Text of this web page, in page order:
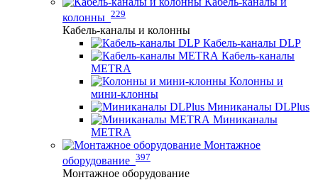
колонны 229
Кабель-каналы и колонны
Кабель-каналы DLP
Кабель-каналы
METRA
Колонны и
мини-клонны
Миниканалы DLPlus
Миниканалы
METRA
Монтажное
оборудование 397
Монтажное оборудование